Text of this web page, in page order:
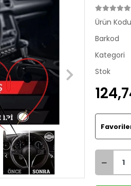
Ürün Kodu
Barkod
Kategori
Stok